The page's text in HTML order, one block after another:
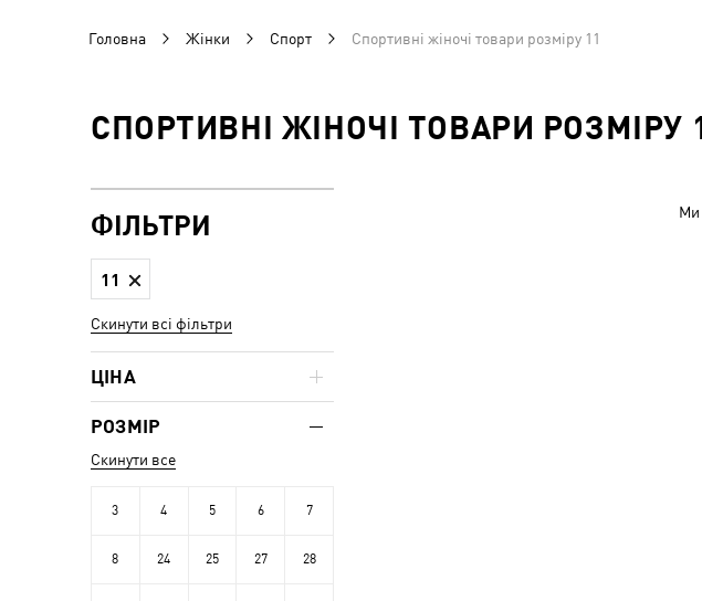
Головна Жінки Спорт Спортивні жіночі товари розміру 11
СПОРТИВНІ ЖІНОЧІ ТОВАРИ РОЗМІРУ
Ми
ФІЛЬТРИ
11
Скинути всі фільтри
ЦІНА
РОЗМІР
Скинути все
3 4 5 6 7
8 24 25 27 28